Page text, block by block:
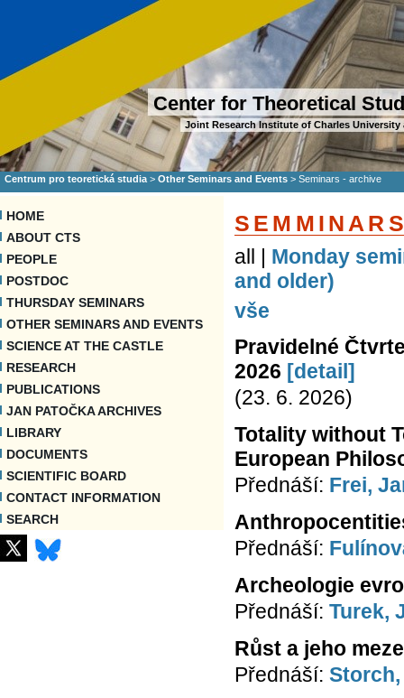
Center for Theoretical
Joint Research Institute of Charles
Centrum pro teoretická studia > Other Seminars and Events > Seminars - archive
HOME
ABOUT CTS
PEOPLE
POSTDOC
THURSDAY SEMINARS
OTHER SEMINARS AND EVENTS
SCIENCE AT THE CASTLE
RESEARCH
PUBLICATIONS
JAN PATOČKA ARCHIVES
LIBRARY
DOCUMENTS
SCIENTIFIC BOARD
CONTACT INFORMATION
SEARCH
all | Monday
and older)
vše
Pravidelné
2026 [detail]
(23. 6. 2026)
Totality without
European
Přednáší: Frei,
Přednáší:
Archeologie
Přednáší: Turek,
Růst a jeho
Přednáší: